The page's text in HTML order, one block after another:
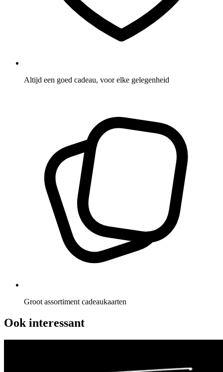
Altijd een goed cadeau, voor elke gelegenheid
Groot assortiment cadeaukaarten
Ook interessant